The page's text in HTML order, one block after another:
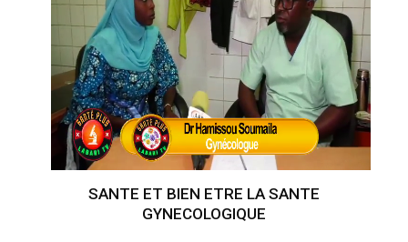
SANTE ET BIEN ETRE LA SANTE
GYNECOLOGIQUE